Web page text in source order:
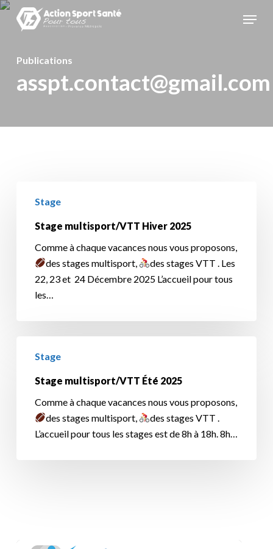
Skip
content
Menu
Publications
asspt.contact@gmail.com
multisport/VTT
Hiver
Stage
Stage multisport/VTT Hiver 2025
Comme à chaque vacances nous vous proposons,
des stages multisport,
des stages VTT . Les
22, 23 et 24 Décembre 2025 L’accueil pour tous
les…
multisport/VTT
Stage
Stage multisport/VTT Été 2025
Comme à chaque vacances nous vous proposons,
des stages multisport,
des stages VTT .
L’accueil pour tous les stages est de 8h à 18h. 8h…